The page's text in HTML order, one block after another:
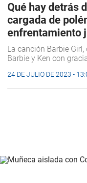
Qué hay detrás
cargada de
enfrentamiento
La canción Barbie
Barbie y Ken con
24 DE JULIO DE 2023 -